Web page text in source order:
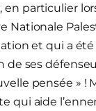
particulier
Nationale
et qui a
de ses
pensée » !
qui aide